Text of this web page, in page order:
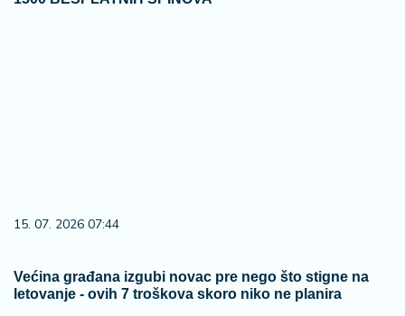
15. 07. 2026 07:44
Većina građana izgubi novac pre nego što stigne na
letovanje - ovih 7 troškova skoro niko ne planira